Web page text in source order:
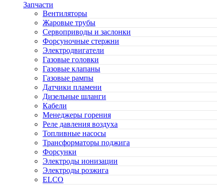
Запчасти
Вентиляторы
Жаровые трубы
Сервоприводы и заслонки
Форсуночные стержни
Электродвигатели
Газовые головки
Газовые клапаны
Газовые рампы
Датчики пламени
Дизельные шланги
Кабели
Менеджеры горения
Реле давления воздуха
Топливные насосы
Трансформаторы поджига
Форсунки
Электроды ионизации
Электроды розжига
ELCO